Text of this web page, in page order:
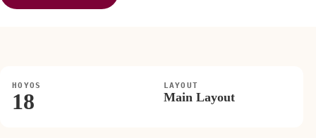
HOYOS
18
LAYOUT
Main Layout